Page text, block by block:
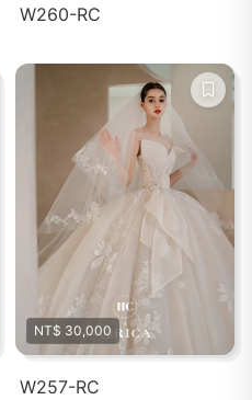
W260-RC
NT$ 30,000
W257-RC